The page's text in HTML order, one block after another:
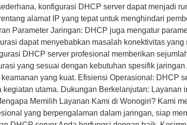
konfigurasi DHCP server dapat menjadi
alamat IP yang tepat untuk menghindari
Parameter Jaringan: DHCP juga mengatur
dapat menyebabkan masalah konektivitas yang
DHCP server profesional memberikan
yang sesuai dengan kebutuhan spesifik
yang kuat. Efisiensi Operasional: DHCP
utama. Dukungan Berkelanjutan: Layanan
Memilih Layanan Kami di Wonogiri? Kami
yang berpengalaman dalam jaringan, siap